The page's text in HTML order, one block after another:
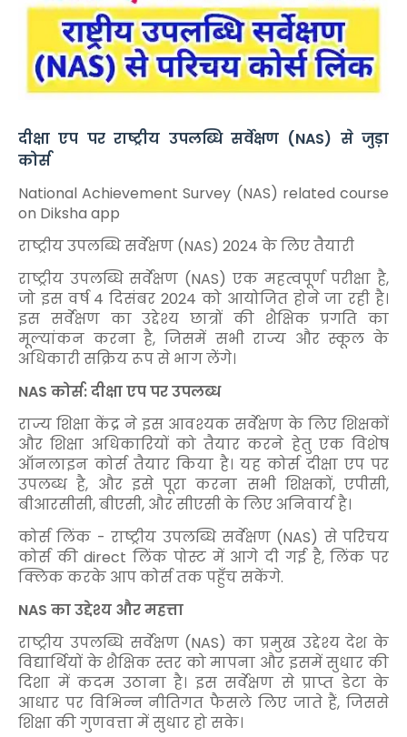
दीक्षा एप पर राष्ट्रीय उपलब्धि सर्वेक्षण (NAS) से जुड़ा
कोर्स
National Achievement Survey (NAS) related course
on Diksha app
राष्ट्रीय उपलब्धि सर्वेक्षण (NAS) 2024 के लिए तैयारी
राष्ट्रीय उपलब्धि सर्वेक्षण (NAS) एक महत्वपूर्ण परीक्षा है,
जो इस वर्ष 4 दिसंबर 2024 को आयोजित होने जा रही है।
इस सर्वेक्षण का उद्देश्य छात्रों की शैक्षिक प्रगति का
मूल्यांकन करना है, जिसमें सभी राज्य और स्कूल के
अधिकारी सक्रिय रूप से भाग लेंगे।
NAS कोर्स: दीक्षा एप पर उपलब्ध
राज्य शिक्षा केंद्र ने इस आवश्यक सर्वेक्षण के लिए शिक्षकों
और शिक्षा अधिकारियों को तैयार करने हेतु एक विशेष
ऑनलाइन कोर्स तैयार किया है। यह कोर्स दीक्षा एप पर
उपलब्ध है, और इसे पूरा करना सभी शिक्षकों, एपीसी,
बीआरसीसी, बीएसी, और सीएसी के लिए अनिवार्य है।
कोर्स लिंक - राष्ट्रीय उपलब्धि सर्वेक्षण (NAS) से परिचय
कोर्स की direct लिंक पोस्ट में आगे दी गई है, लिंक पर
क्लिक करके आप कोर्स तक पहुँच सकेंगे.
NAS का उद्देश्य और महत्ता
राष्ट्रीय उपलब्धि सर्वेक्षण (NAS) का प्रमुख उद्देश्य देश के
विद्यार्थियों के शैक्षिक स्तर को मापना और इसमें सुधार की
दिशा में कदम उठाना है। इस सर्वेक्षण से प्राप्त डेटा के
आधार पर विभिन्न नीतिगत फैसले लिए जाते हैं, जिससे
शिक्षा की गुणवत्ता में सुधार हो सके।